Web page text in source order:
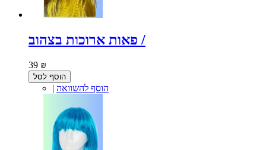
פאות ארוכות בצהוב /
39 ₪
הוסף לסל
| הוסף להשוואה